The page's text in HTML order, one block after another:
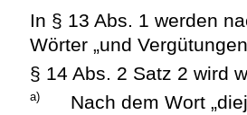
In § 13 Abs. 1 werden
Wörter „und
§ 14 Abs. 2 Satz 2 wird
a)
Nach dem Wort